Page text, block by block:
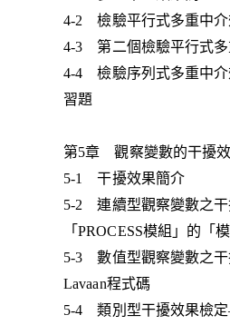
4-2 檢驗平行式多重中介
4-3 第二個檢驗平行式多
4-4 檢驗序列式多重中介
習題
第5章 觀察變數的干擾
5-1 干擾效果簡介
5-2 連續型觀察變數之
「PROCESS模組」的「
5-3 數值型觀察變數之
Lavaan程式碼
5-4 類別型干擾效果檢